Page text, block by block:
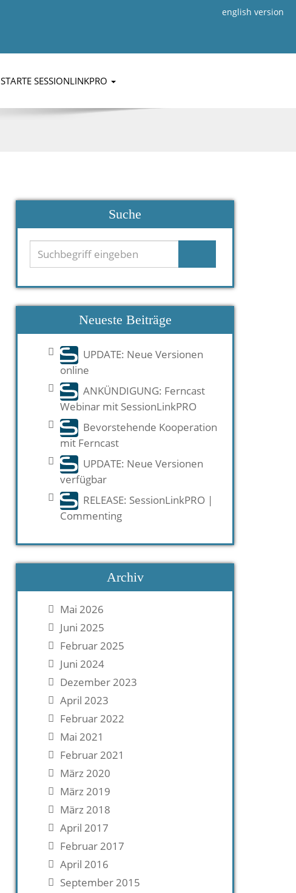
english version
STARTE SESSIONLINKPRO
Suche
Neueste Beiträge
UPDATE: Neue Versionen
online
ANKÜNDIGUNG: Ferncast
Webinar mit SessionLinkPRO
Bevorstehende Kooperation
mit Ferncast
UPDATE: Neue Versionen
verfügbar
RELEASE: SessionLinkPRO |
Commenting
Archiv
Mai 2026
Juni 2025
Februar 2025
Juni 2024
Dezember 2023
April 2023
Februar 2022
Mai 2021
Februar 2021
März 2020
März 2019
März 2018
April 2017
Februar 2017
April 2016
September 2015